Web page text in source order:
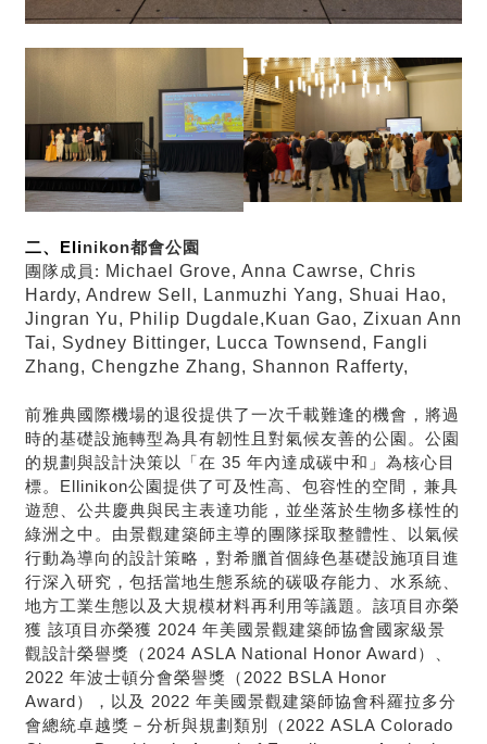
二、Elinikon都會公園
團隊成員: Michael Grove, Anna Cawrse, Chris
Hardy, Andrew Sell, Lanmuzhi Yang, Shuai Hao,
Jingran Yu, Philip Dugdale,Kuan Gao, Zixuan Ann
Tai, Sydney Bittinger, Lucca Townsend, Fangli
Zhang, Chengzhe Zhang, Shannon Rafferty,
前雅典國際機場的退役提供了一次千載難逢的機會，將過
時的基礎設施轉型為具有韌性且對氣候友善的公園。公園
的規劃與設計決策以「在 35 年內達成碳中和」為核心目
標。Ellinikon公園提供了可及性高、包容性的空間，兼具
遊憩、公共慶典與民主表達功能，並坐落於生物多樣性的
綠洲之中。由景觀建築師主導的團隊採取整體性、以氣候
行動為導向的設計策略，對希臘首個綠色基礎設施項目進
行深入研究，包括當地生態系統的碳吸存能力、水系統、
地方工業生態以及大規模材料再利用等議題。該項目亦榮
獲 該項目亦榮獲 2024 年美國景觀建築師協會國家級景
觀設計榮譽獎（2024 ASLA National Honor Award）、
2022 年波士頓分會榮譽獎（2022 BSLA Honor
Award），以及 2022 年美國景觀建築師協會科羅拉多分
會總統卓越獎－分析與規劃類別（2022 ASLA Colorado